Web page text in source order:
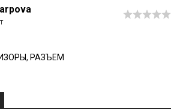
, РАЗЪЕМ